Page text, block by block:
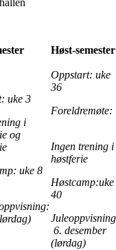
Høst-semester
uke 3
i
og
uke 8
Oppstart: uke
36
Ingen trening i
høstferie
Høstcamp:uke
40
6. desember
(lørdag)